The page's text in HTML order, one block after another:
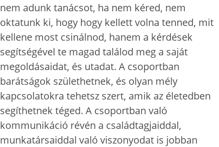
nem adunk tanácsot, ha nem kéred, nem
oktatunk ki, hogy hogy kellett volna tenned, mit
kellene most csinálnod, hanem a kérdések
segítségével te magad találod meg a saját
megoldásaidat, és utadat. A csoportban
barátságok születhetnek, és olyan mély
kapcsolatokra tehetsz szert, amik az életedben
segíthetnek téged. A csoportban való
kommunikáció révén a családtagjaiddal,
munkatársaiddal való viszonyodat is jobban